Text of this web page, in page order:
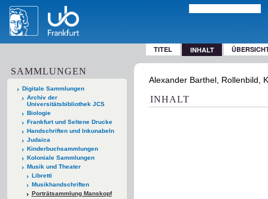
TITEL INHALT
SAMMLUNGEN
Digitale Sammlungen
Archiv der
Universitätsbibliothek JCS
Biologie
Frankfurt und Seltene Drucke
Handschriften und Inkunabeln
Judaica
Kinderbuchsammlungen
Koloniale Sammlungen
Musik und Theater
Libretti
Musikhandschriften
Porträtsammlung Manskopf
Alexander Barthel, Rollenbild,
INHALT